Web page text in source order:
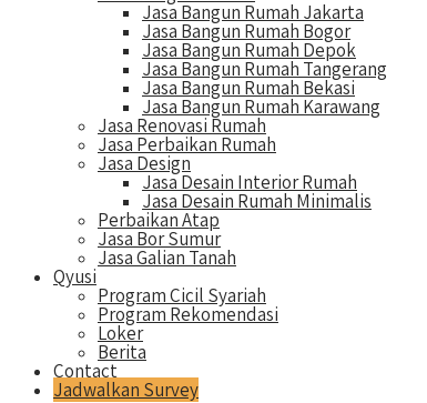
Jasa Bangun Rumah Jakarta
Jasa Bangun Rumah Bogor
Jasa Bangun Rumah Depok
Jasa Bangun Rumah Tangerang
Jasa Bangun Rumah Bekasi
Jasa Bangun Rumah Karawang
Jasa Renovasi Rumah
Jasa Perbaikan Rumah
Jasa Design
Jasa Desain Interior Rumah
Jasa Desain Rumah Minimalis
Perbaikan Atap
Jasa Bor Sumur
Jasa Galian Tanah
Qyusi
Program Cicil Syariah
Program Rekomendasi
Loker
Berita
Contact
Jadwalkan Survey